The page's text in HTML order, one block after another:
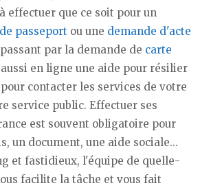
effectuer que ce soit pour un
passeport ou une demande d'acte
par la demande de carte
aussi en ligne une aide pour résilier
contacter les services de votre
service public. Effectuer ses
est souvent obligatoire pour
un document, une aide sociale...
et fastidieux, l'équipe de quelle-
facilite la tâche et vous fait